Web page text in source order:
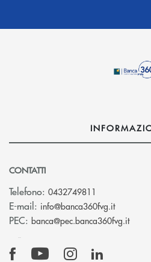
CONTATTI
Telefono: 0432749811
E-mail: info@banca360fvg.it(si apre
PEC: banca@pec.banca360fvg.it(si